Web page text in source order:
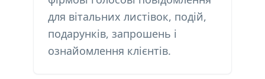
для вітальних листівок, подій,
подарунків, запрошень і
ознайомлення клієнтів.